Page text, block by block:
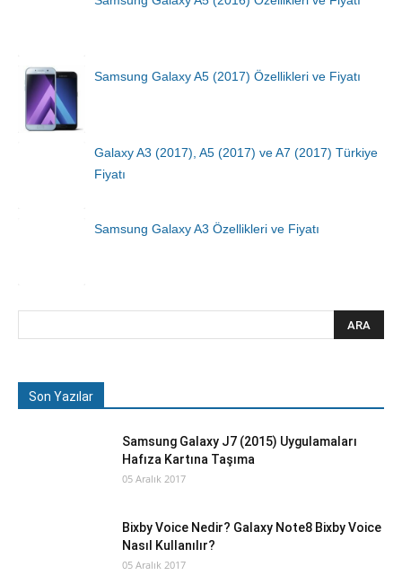
Samsung Galaxy A5 (2017) Özellikleri ve Fiyatı
Galaxy A3 (2017), A5 (2017) ve A7 (2017) Türkiye
Fiyatı
Samsung Galaxy A3 Özellikleri ve Fiyatı
Son Yazılar
Samsung Galaxy J7 (2015) Uygulamaları
Hafıza Kartına Taşıma
05 Aralık 2017
Bixby Voice Nedir? Galaxy Note8 Bixby Voice
Nasıl Kullanılır?
05 Aralık 2017